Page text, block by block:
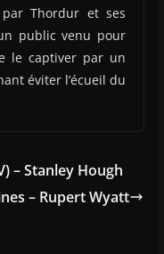
Thordur et ses
public venu pour
le captiver par un
éviter l’écueil du
– Stanley Hough
– Rupert Wyatt